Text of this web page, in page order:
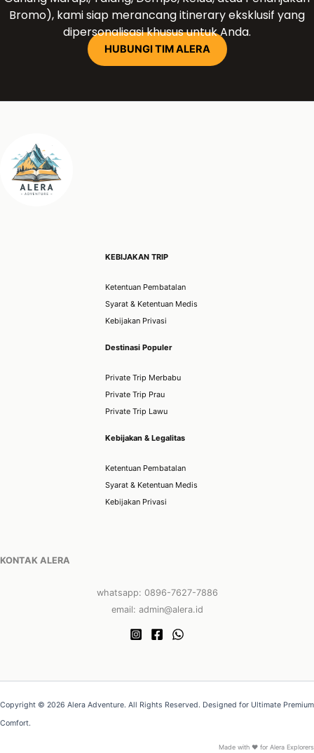
Bromo), kami siap merancang itinerary eksklusif yang
dipersonalisasi khusus untuk Anda.
HUBUNGI TIM ALERA
KEBIJAKAN TRIP
Ketentuan Pembatalan
Syarat & Ketentuan Medis
Kebijakan Privasi
Destinasi Populer
Private Trip Merbabu
Private Trip Prau
Private Trip Lawu
Kebijakan & Legalitas
Ketentuan Pembatalan
Syarat & Ketentuan Medis
Kebijakan Privasi
KONTAK ALERA
whatsapp: 0896-7627-7886
email: admin@alera.id
Copyright © 2026 Alera Adventure. All Rights Reserved. Designed for Ultimate Premium
Comfort.
Made with ❤ for Alera Explorers